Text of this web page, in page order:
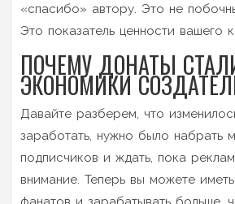
«спасибо» автору. Это не
Это показатель ценности вашего
ПОЧЕМУ ДОНАТЫ
ЭКОНОМИКИ
Давайте разберем, что
заработать, нужно было набрать
подписчиков и ждать, пока
внимание. Теперь вы можете